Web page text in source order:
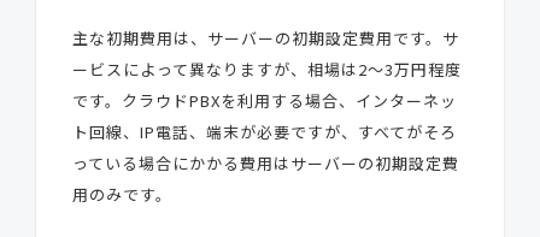
主な初期費用は、サーバーの初期設定費用です。サ
ービスによって異なりますが、相場は2～3万円程度
です。クラウドPBXを利用する場合、インターネッ
ト回線、IP電話、端末が必要ですが、すべてがそろ
っている場合にかかる費用はサーバーの初期設定費
用のみです。